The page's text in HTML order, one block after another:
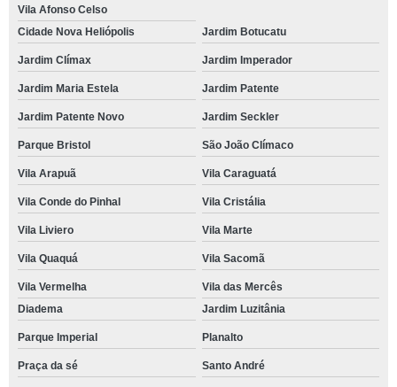
Vila Afonso Celso
Cidade Nova Heliópolis
Jardim Botucatu
Jardim Clímax Jardim Imperador
Jardim Maria Estela Jardim Patente
Jardim Patente Novo Jardim Seckler
Parque Bristol São João Clímaco
Vila Arapuã Vila Caraguatá
Vila Conde do Pinhal Vila Cristália
Vila Liviero Vila Marte
Vila Quaquá Vila Sacomã
Vila Vermelha
Vila das Mercês
Diadema
Jardim Luzitânia
Parque Imperial Planalto
Praça da sé Santo André